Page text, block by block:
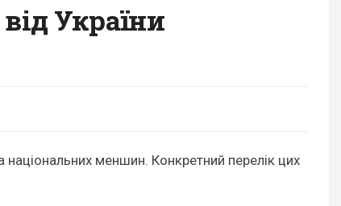
України
національних меншин. Конкретний перелік цих